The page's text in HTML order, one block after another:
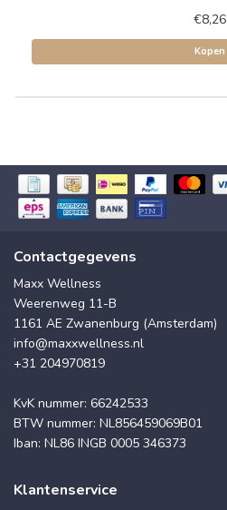
€8,26
Kopen
Contactgegevens
Maxx Wellness
Weerenweg 11-B
1161 AE Zwanenburg (Amsterdam)
info@maxxwellness.nl
+31 204970819
KvK nummer: 66242533
BTW nummer: NL856459069B01
Iban: NL86 INGB 0005 346373
Klantenservice